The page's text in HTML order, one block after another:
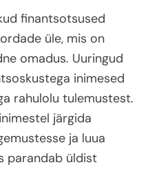
finantsotsused
üle, mis on
omadus. Uuringud
inimesed
rahulolu tulemustest.
järgida
ja luua
parandab üldist